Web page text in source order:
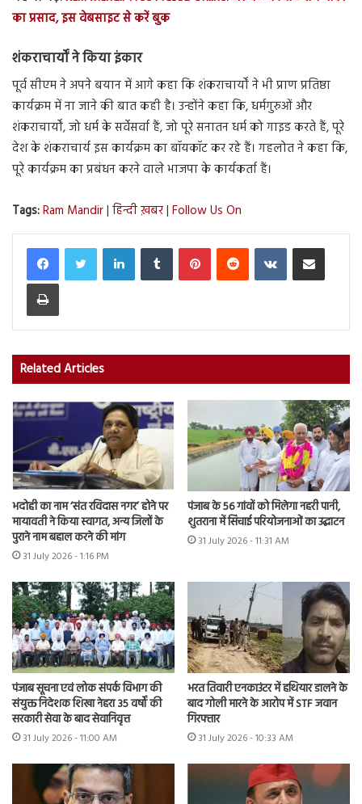
का प्रसाद, इस वेबसाइट से करें बुक
शंकराचार्यों ने किया इंकार
पूर्व सीएम ने अपने बयान में आगे कहा कि शंकराचार्यों ने भी प्राण प्रतिष्ठा
कार्यक्रम में ना जाने की बात कही है। उन्होंने कहा कि, धर्मगुरुओं और
शंकराचार्यों, जो धर्म के सर्वेसर्वा हैं, जो पूरे सनातन धर्म को गाइड करते हैं, पूरे
देश के शंकराचार्य इस कार्यक्रम का बॉयकॉट कर रहे हैं। गहलोत ने कहा कि,
पूरे कार्यक्रम का प्रबंधन करने वाले भाजपा के कार्यकर्ता हैं।
Tags:Ram Mandir| हिन्दी ख़बर| Follow Us On
LinkedInTumblr PinterestReddit VKontakteShare via Email
Print
Related Articles
भदोही का नाम ‘संत रविदास नगर’ होने पर
मायावती ने किया स्वागत, अन्य जिलों के
पुराने नाम बहाल करने की मांग
31 July 2026 - 1:16 PM
पंजाब के 56 गांवों को मिलेगा नहरी पानी,
शुतराना में सिंचाई परियोजनाओं का उद्घाटन
31 July 2026 - 11:31 AM
पंजाब सूचना एवं लोक संपर्क विभाग की
संयुक्त निदेशक शिखा नेहरा 35 वर्षों की
सरकारी सेवा के बाद सेवानिवृत्त
31 July 2026 - 11:00 AM
भरत तिवारी एनकाउंटर में हथियार डालने के
बाद गोली मारने के आरोप में STF जवान
गिरफ्तार
31 July 2026 - 10:33 AM